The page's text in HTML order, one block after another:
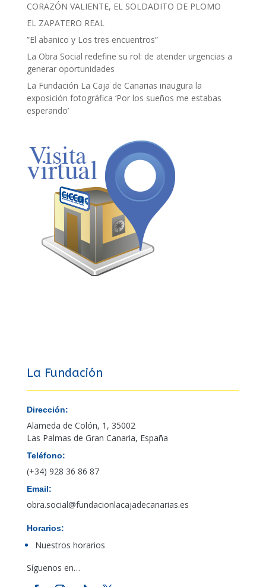
CORAZÓN VALIENTE, EL SOLDADITO DE PLOMO
EL ZAPATERO REAL
”El abanico y Los tres encuentros”
La Obra Social redefine su rol: de atender urgencias a
generar oportunidades
La Fundación La Caja de Canarias inaugura la
exposición fotográfica ‘Por los sueños me estabas
esperando’
La Fundación
Dirección:
Alameda de Colón, 1, 35002
Las Palmas de Gran Canaria, España
Teléfono:
(+34) 928 36 86 87
Email:
obra.social@fundacionlacajadecanarias.es
Horarios:
Nuestros horarios
Síguenos en…